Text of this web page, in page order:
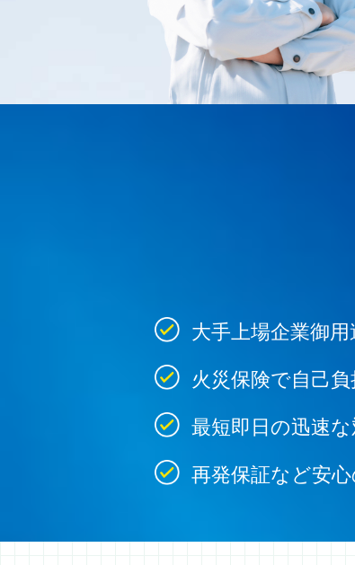
大手上場企業御
火災保険で自己
最短即日の迅速
再発保証など安